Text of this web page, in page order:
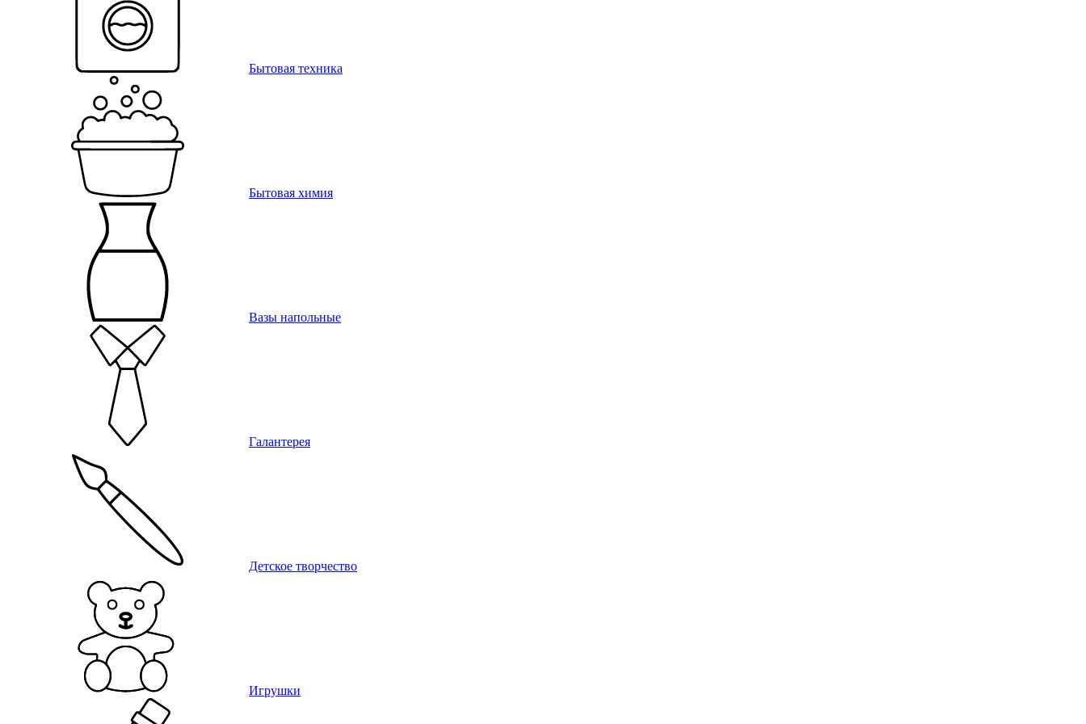
Бытовая техника
Бытовая химия
Вазы напольные
Галантерея
Детское творчество
Игрушки